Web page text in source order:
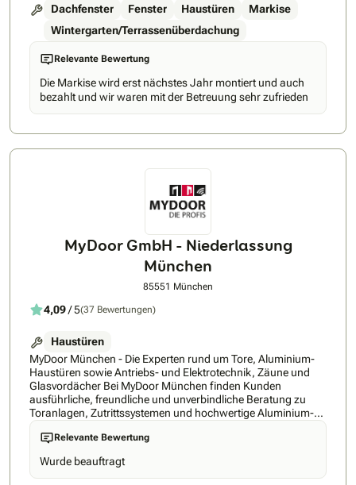
Dachfenster Fenster Haustüren
Markise
Wintergarten/Terrassenüberdachung
Relevante Bewertung
Die Markise wird erst nächstes Jahr montiert und auch
bezahlt und wir waren mit der Betreuung sehr zufrieden
MyDoor GmbH - Niederlassung
München
85551 München
4,09/ 5(37 Bewertungen)
Haustüren
MyDoor München - Die Experten rund um Tore, Aluminium-
Haustüren sowie Antriebs- und Elektrotechnik, Zäune und
Glasvordächer Bei MyDoor München finden Kunden
ausführliche, freundliche und unverbindliche Beratung zu
Toranlagen, Zutrittssystemen und hochwertige Aluminium-
Haustüren für ihre individuellen Ansprüche. Die Kunden von
den MyDoor Profis verlassen sich auf das Know-how und der
Erfahrung des Unternehmens. MyDoor München liefert und
montiert automatische Garagentorsysteme, Außentore,
Aluminium-Haustüren, Zutrittssysteme, Industrietorantriebe,
Relevante Bewertung
Wurde beauftragt